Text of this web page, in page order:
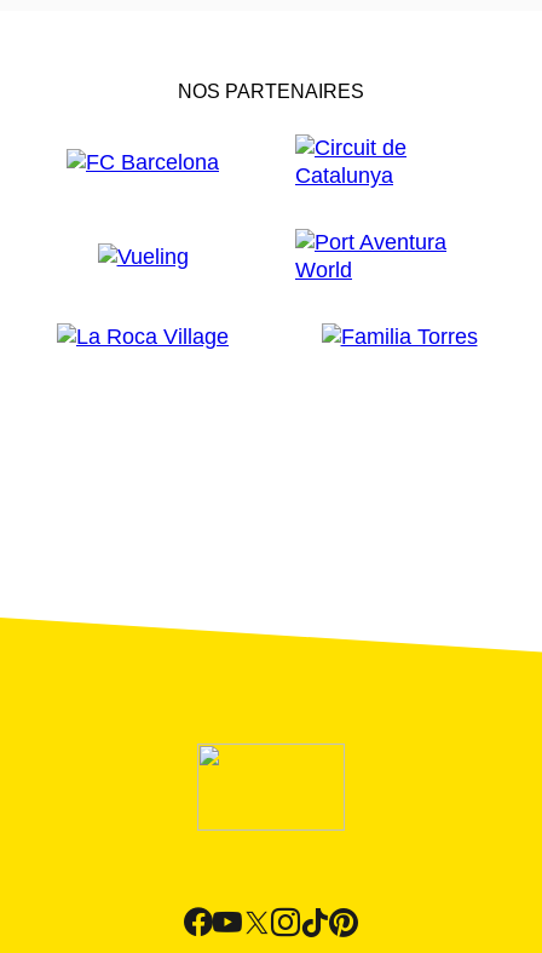
NOS PARTENAIRES